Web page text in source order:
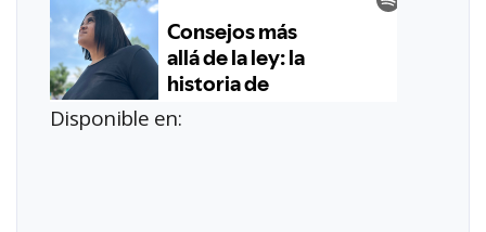
Disponible en: